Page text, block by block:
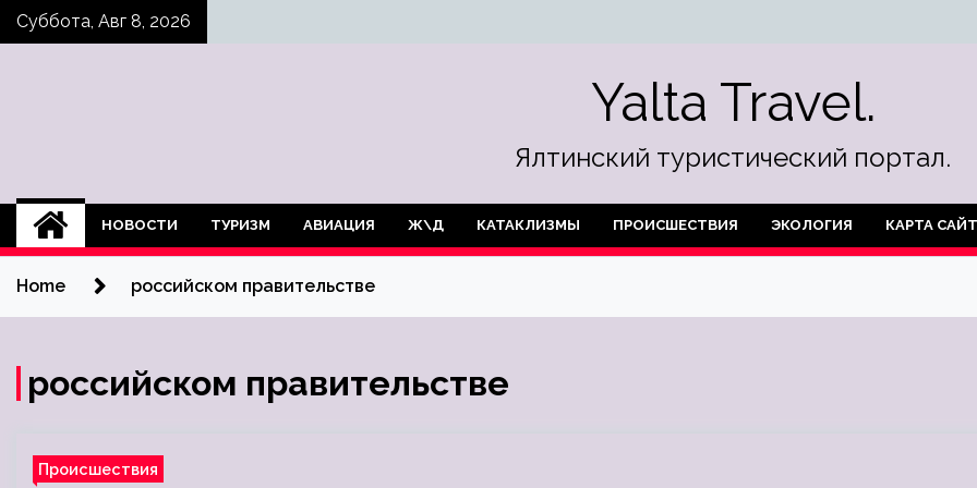
SkipСуббота, Авг 8, 2026
Yalta Travel.
Ялтинский туристический портал.
НОВОСТИ ТУРИЗМ АВИАЦИЯ Ж\Д КАТАКЛИЗМЫ ПРОИСШЕСТВИЯ ЭКОЛОГИЯ КАРТА
Home российском правительстве
российском правительстве
Происшествия